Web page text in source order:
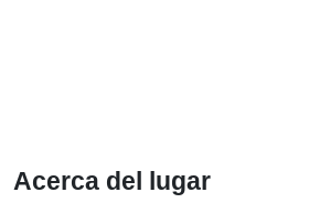
Acerca del lugar